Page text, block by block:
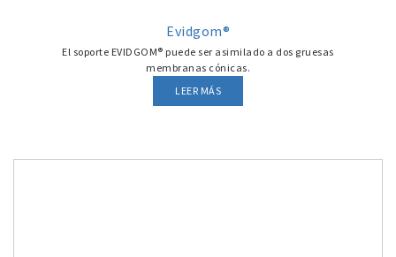
Evidgom®
El soporte EVIDGOM® puede ser asimilado a dos gruesas
membranas cónicas.
LEER MÁS